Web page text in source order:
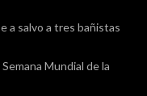
a salvo a tres bañistas
Mundial de la